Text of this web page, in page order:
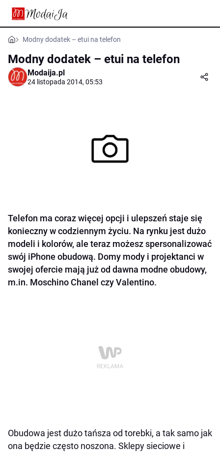
Modny dodatek – etui na telefon
Modny dodatek – etui na telefon
Modaija.pl
24 listopada 2014, 05:53
Telefon ma coraz więcej opcji i ulepszeń staje się
konieczny w codziennym życiu. Na rynku jest dużo
modeli i kolorów, ale teraz możesz spersonalizować
swój iPhone obudową. Domy mody i projektanci w
swojej ofercie mają już od dawna modne obudowy,
m.in. Moschino Chanel czy Valentino.
Obudowa jest dużo tańsza od torebki, a tak samo jak
ona będzie często noszona. Sklepy sieciowe i